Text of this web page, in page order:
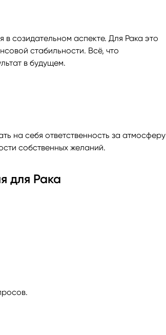
созидательном аспекте. Для Рака это
стабильности. Всё, что
в будущем.
на себя ответственность за атмосферу
собственных желаний.
для Рака